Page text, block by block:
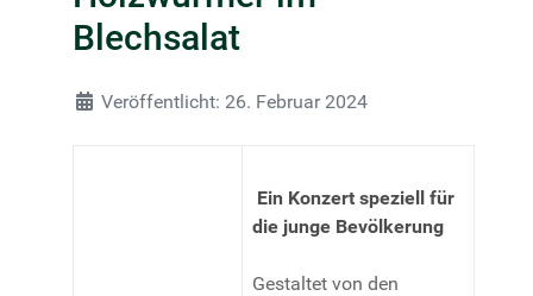
Blechsalat
DetailsVeröffentlicht: 26. Februar 2024
Ein Konzert speziell für
die junge Bevölkerung
Gestaltet von den